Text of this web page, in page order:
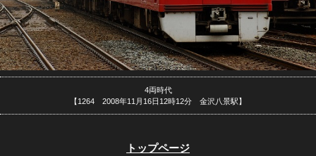
4両時代
【1264 2008年11月16日12時12分 金沢八景駅】
トップページ